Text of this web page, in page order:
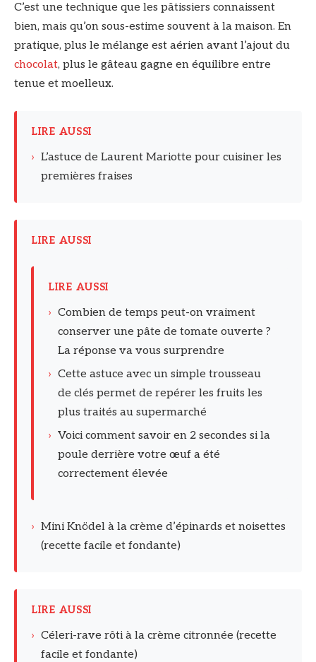
C’est une technique que les pâtissiers connaissent
bien, mais qu’on sous-estime souvent à la maison. En
pratique, plus le mélange est aérien avant l’ajout du
chocolat, plus le gâteau gagne en équilibre entre
tenue et moelleux.
LIRE AUSSI
› L’astuce de Laurent Mariotte pour cuisiner les
premières fraises
LIRE AUSSI
LIRE AUSSI
› Combien de temps peut-on vraiment
conserver une pâte de tomate ouverte ?
La réponse va vous surprendre
› Cette astuce avec un simple trousseau
de clés permet de repérer les fruits les
plus traités au supermarché
› Voici comment savoir en 2 secondes si la
poule derrière votre œuf a été
correctement élevée
› Mini Knödel à la crème d’épinards et noisettes
(recette facile et fondante)
LIRE AUSSI
› Céleri-rave rôti à la crème citronnée (recette
facile et fondante)